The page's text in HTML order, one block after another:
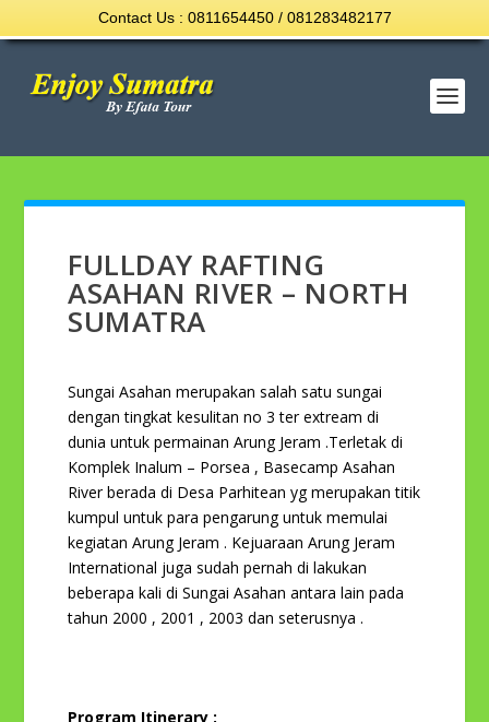
Contact Us : 0811654450 / 081283482177
FULLDAY RAFTING
ASAHAN RIVER – NORTH
SUMATRA
Sungai Asahan merupakan salah satu sungai
dengan tingkat kesulitan no 3 ter extream di
dunia untuk permainan Arung Jeram .Terletak di
Komplek Inalum – Porsea , Basecamp Asahan
River berada di Desa Parhitean yg merupakan titik
kumpul untuk para pengarung untuk memulai
kegiatan Arung Jeram . Kejuaraan Arung Jeram
International juga sudah pernah di lakukan
beberapa kali di Sungai Asahan antara lain pada
tahun 2000 , 2001 , 2003 dan seterusnya .
Program Itinerary :